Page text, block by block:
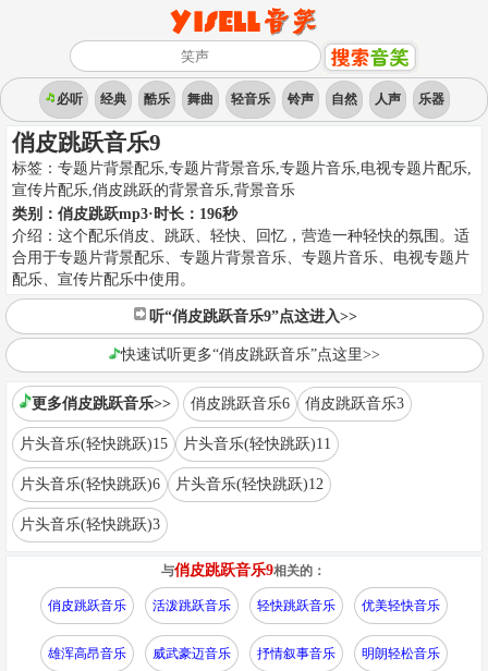
必听 经典 酷乐 舞曲 轻音乐 铃声 自然 人声 乐器
俏皮跳跃音乐9
标签： 专题片背景配乐,专题片背景音乐,专题片音乐,电视专题片配乐,
宣传片配乐,俏皮跳跃的背景音乐,背景音乐
类别： 俏皮跳跃mp3·时长： 196秒
介绍： 这个配乐俏皮、跳跃、轻快、回忆，营造一种轻快的氛围。适
合用于专题片背景配乐、专题片背景音乐、专题片音乐、电视专题片
配乐、宣传片配乐中使用。
听“俏皮跳跃音乐9”点这进入>>
快速试听更多“俏皮跳跃音乐”点这里>>
更多俏皮跳跃音乐>> 俏皮跳跃音乐6 俏皮跳跃音乐3
片头音乐(轻快跳跃)15 片头音乐(轻快跳跃)11
片头音乐(轻快跳跃)6 片头音乐(轻快跳跃)12
片头音乐(轻快跳跃)3
与俏皮跳跃音乐9相关的：
俏皮跳跃音乐 活泼跳跃音乐 轻快跳跃音乐 优美轻快音乐
雄浑高昂音乐 威武豪迈音乐 抒情叙事音乐 明朗轻松音乐